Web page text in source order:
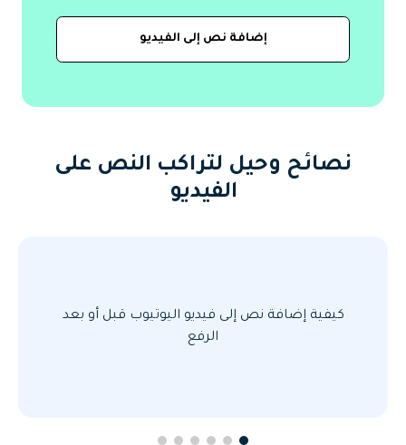
إضافة نص إلى الفيديو
نصائح وحيل لتراكب النص على
الفيديو
كيفية إضافة نص إلى فيديو اليوتيوب قبل أو بعد
الرفع